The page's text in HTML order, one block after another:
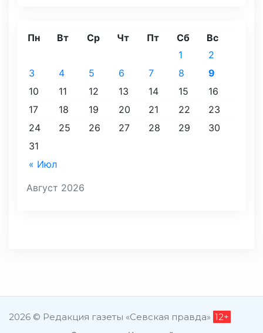
Август 2026
Пн Вт Ср Чт Пт Сб Вс
« Июл
1
2
3
4 5 6 7 8
9
10
11 12 13 14 15
16
17
18 19 20 21 22
23
24
25 26 27 28 29
30
31
2026 © Редакция газеты «Севская правда» 12+